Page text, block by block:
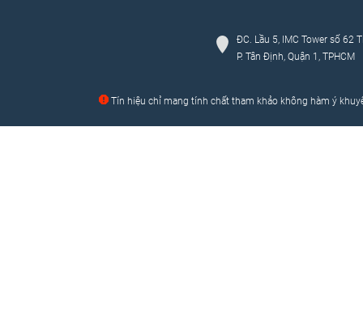
ĐC. Lầu 5, IMC Tower số 62
P. Tân Định, Quận 1, TPHCM
Tín hiệu chỉ mang tính chất tham khảo không hàm ý